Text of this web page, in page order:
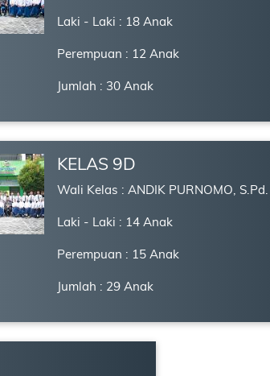
Laki - Laki : 18 Anak
Perempuan : 12 Anak
Jumlah : 30 Anak
KELAS 9D
Wali Kelas : ANDIK PURNOMO, S.Pd.
Laki - Laki : 14 Anak
Perempuan : 15 Anak
Jumlah : 29 Anak